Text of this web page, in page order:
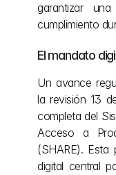
garantizar
cumplimiento
El mandato
Un avance
la revisión 13
completa del
Acceso a
(SHARE).
digital central